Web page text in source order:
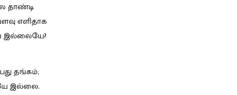
தாண்டி
எளிதாக
இல்லையே?
தங்கம்,
இல்லை.